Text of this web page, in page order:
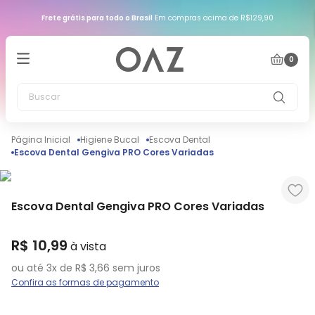
Frete grátis para todo o Brasil Em compras acima de R$129,90
0
Higiene Bucal
Escova Dental
Escova Dental Gengiva PRO Cores Variadas
Escova Dental Gengiva PRO Cores Variadas
R$ 10,99
ou até 3x de R$ 3,66 sem juros
Confira as formas de pagamento